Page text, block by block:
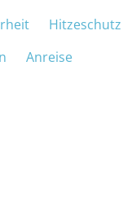
Hitzeschutz
Anreise